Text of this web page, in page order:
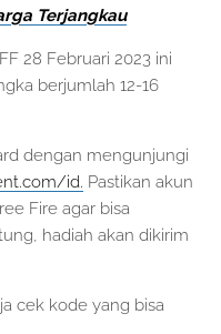
Terjangkau
28 Februari 2023 ini
berjumlah 12-16
dengan mengunjungi
id. Pastikan akun
Fire agar bisa
hadiah akan dikirim
cek kode yang bisa